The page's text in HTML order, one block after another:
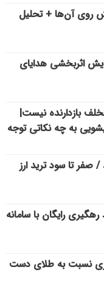
روی آن‌ها + تحلیل
اثربخشی هدایای
بازدارنده نیست|
به چه نکاتی توجه
تا سود ترید ارز
رایگان با سامانه
نسبت به طلای دست